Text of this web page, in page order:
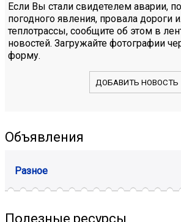
Если Вы стали свидетелем аварии,
погодного явления, провала дороги
теплотрассы, сообщите об этом в
новостей. Загружайте фотографии
форму.
ДОБАВИТЬ НОВОСТЬ
Объявления
Разное
Полезные ресурсы